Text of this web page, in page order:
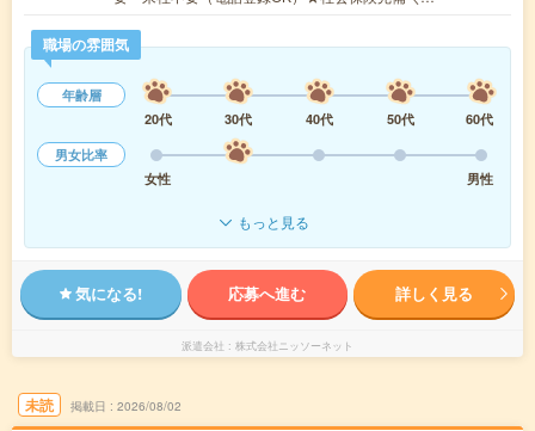
職場の雰囲気
年齢層
20代
30代 40代 50代
60代
男女比率
女性
男性
もっと見る
気になる! 応募へ進む 詳しく見る
派遣会社 株式会社ニッソーネット
未読 掲載日 2026/08/02